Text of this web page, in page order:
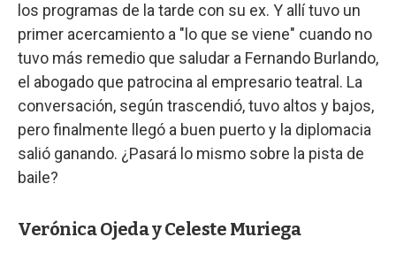
los programas de la tarde con su ex. Y allí tuvo un
primer acercamiento a "lo que se viene" cuando no
tuvo más remedio que saludar a Fernando Burlando,
el abogado que patrocina al empresario teatral. La
conversación, según trascendió, tuvo altos y bajos,
pero finalmente llegó a buen puerto y la diplomacia
salió ganando. ¿Pasará lo mismo sobre la pista de
baile?
Verónica Ojeda y Celeste Muriega